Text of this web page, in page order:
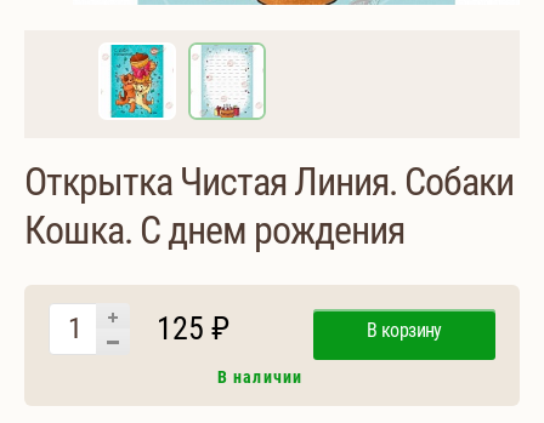
Открытка Чистая Линия. Собаки
Кошка. С днем рождения
125 ₽ В корзину
В наличии